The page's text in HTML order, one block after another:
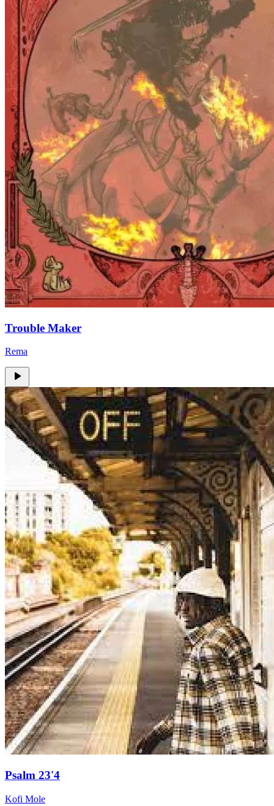
Trouble Maker
Rema
Psalm 23'4
Kofi Mole